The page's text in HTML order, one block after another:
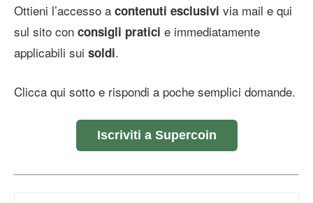
Ottieni l’accesso a contenuti esclusivi via mail e qui
sul sito con consigli pratici e immediatamente
applicabili sui soldi.
Clicca qui sotto e rispondi a poche semplici domande.
Iscriviti a Supercoin